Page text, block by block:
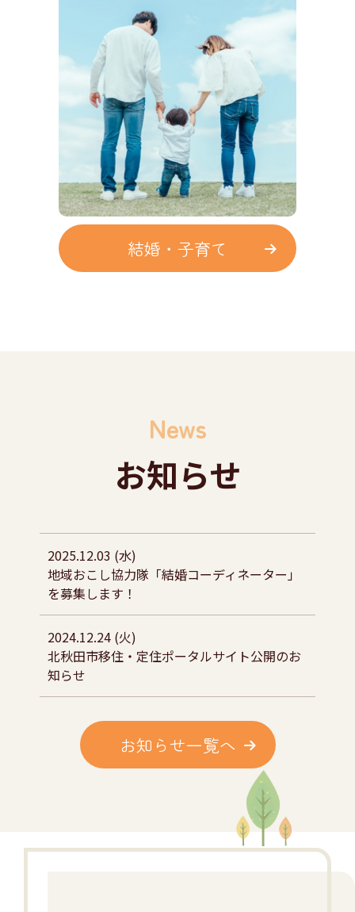
結婚 ・子育て
News
お知らせ
2025.12.03 (水)
地域おこし協力隊「結婚コーディネーター」
を募集します！
2024.12.24 (火)
北秋田市移住・定住ポータルサイト公開のお
知らせ
お知らせ一覧へ